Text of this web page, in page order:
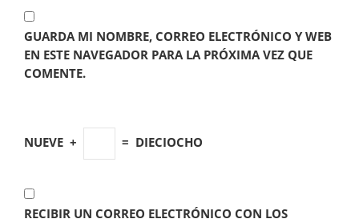
GUARDA MI NOMBRE, CORREO ELECTRÓNICO Y WEB
EN ESTE NAVEGADOR PARA LA PRÓXIMA VEZ QUE
COMENTE.
NUEVE + = DIECIOCHO
RECIBIR UN CORREO ELECTRÓNICO CON LOS